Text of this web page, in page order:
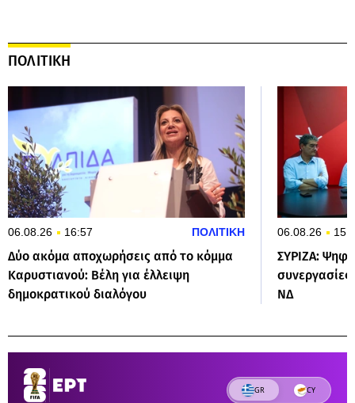
ΠΟΛΙΤΙΚΗ
06.08.26 16:57 ΠΟΛΙΤΙΚΗ
Δύο ακόμα αποχωρήσεις από το κόμμα
Καρυστιανού: Βέλη για έλλειψη
δημοκρατικού διαλόγου
06.08.26
ΣΥΡΙΖΑ:
ΝΔ